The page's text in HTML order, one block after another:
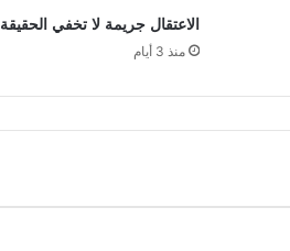
الاعتقال جريمة لا تخفي الحقيقة
منذ 3 أيام